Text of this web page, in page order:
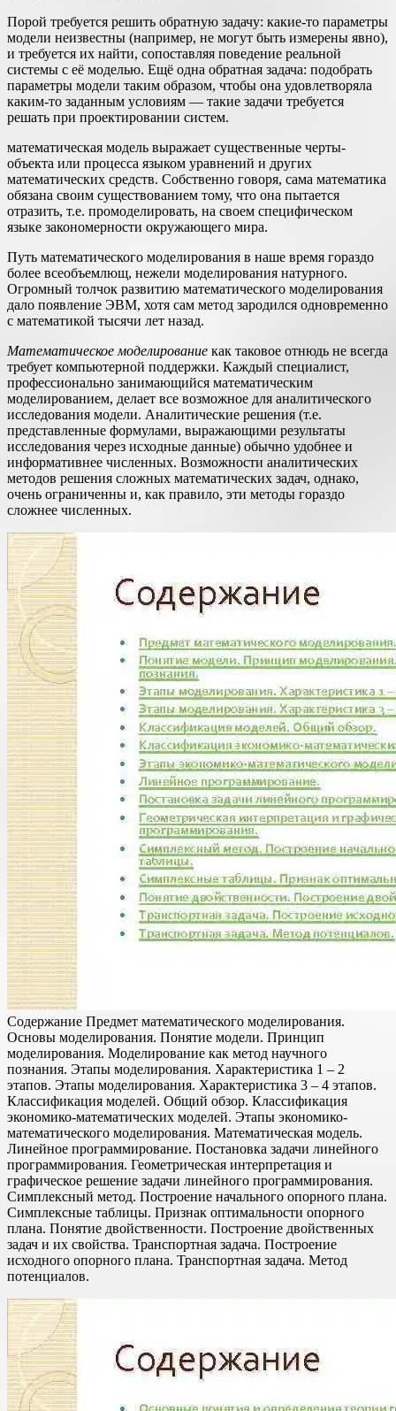
Порой требуется решить обратную задачу: какие-то параметры
модели неизвестны (например, не могут быть измерены явно),
и требуется их найти, сопоставляя поведение реальной
системы с её моделью. Ещё одна обратная задача: подобрать
параметры модели таким образом, чтобы она удовлетворяла
каким-то заданным условиям — такие задачи требуется
решать при проектировании систем.
математическая модель выражает существенные черты-
объекта или процесса языком уравнений и других
математических средств. Собственно говоря, сама математика
обязана своим существованием тому, что она пытается
отразить, т.е. промоделировать, на своем специфическом
языке закономерности окружающего мира.
Путь математического моделирования в наше время гораздо
более всеобъемлющ, нежели моделирования натурного.
Огромный толчок развитию математического моделирования
дало появление ЭВМ, хотя сам метод зародился одновременно
с математикой тысячи лет назад.
Математическое моделирование как таковое отнюдь не всегда
требует компьютерной поддержки. Каждый специалист,
профессионально занимающийся математическим
моделированием, делает все возможное для аналитического
исследования модели. Аналитические решения (т.е.
представленные формулами, выражающими результаты
исследования через исходные данные) обычно удобнее и
информативнее численных. Возможности аналитических
методов решения сложных математических задач, однако,
очень ограниченны и, как правило, эти методы гораздо
сложнее численных.
Содержание Предмет математического моделирования.
Основы моделирования. Понятие модели. Принцип
моделирования. Моделирование как метод научного
познания. Этапы моделирования. Характеристика 1 – 2
этапов. Этапы моделирования. Характеристика 3 – 4 этапов.
Классификация моделей. Общий обзор. Классификация
экономико-математических моделей. Этапы экономико-
математического моделирования. Математическая модель.
Линейное программирование. Постановка задачи линейного
программирования. Геометрическая интерпретация и
графическое решение задачи линейного программирования.
Симплексный метод. Построение начального опорного плана.
Симплексные таблицы. Признак оптимальности опорного
плана. Понятие двойственности. Построение двойственных
задач и их свойства. Транспортная задача. Построение
исходного опорного плана. Транспортная задача. Метод
потенциалов.